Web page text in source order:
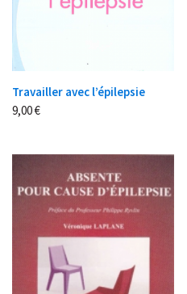
Travailler avec l’épilepsie
9,00€